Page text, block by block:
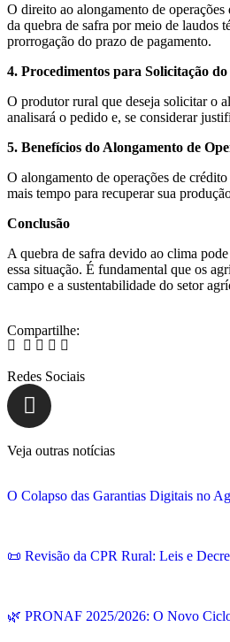
O direito ao alongamento de
da quebra de safra por meio de laudos
prorrogação do prazo de pagamento.
4. Procedimentos para Solicitação
O produtor rural que deseja solicitar o
analisará o pedido e, se considerar
5. Benefícios do Alongamento de
O alongamento de operações de
mais tempo para recuperar sua
Conclusão
A quebra de safra devido ao clima
essa situação. É fundamental que os
campo e a sustentabilidade do setor
Compartilhe:
Redes Sociais
Veja outras notícias
O Colapso das Garantias Digitais no
📜 Revisão da CPR Rural: Leis e
🌿 PRONAF 2025/2026: O Novo